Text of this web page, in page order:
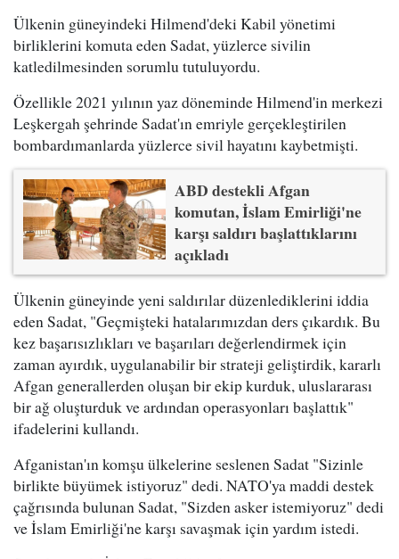
Ülkenin güneyindeki Hilmend'deki Kabil yönetimi
birliklerini komuta eden Sadat, yüzlerce sivilin
katledilmesinden sorumlu tutuluyordu.
Özellikle 2021 yılının yaz döneminde Hilmend'in merkezi
Leşkergah şehrinde Sadat'ın emriyle gerçekleştirilen
bombardımanlarda yüzlerce sivil hayatını kaybetmişti.
ABD destekli Afgan
komutan, İslam Emirliği'ne
karşı saldırı başlattıklarını
açıkladı
Ülkenin güneyinde yeni saldırılar düzenlediklerini iddia
eden Sadat, "Geçmişteki hatalarımızdan ders çıkardık. Bu
kez başarısızlıkları ve başarıları değerlendirmek için
zaman ayırdık, uygulanabilir bir strateji geliştirdik, kararlı
Afgan generallerden oluşan bir ekip kurduk, uluslararası
bir ağ oluşturduk ve ardından operasyonları başlattık"
ifadelerini kullandı.
Afganistan'ın komşu ülkelerine seslenen Sadat "Sizinle
birlikte büyümek istiyoruz" dedi. NATO'ya maddi destek
çağrısında bulunan Sadat, "Sizden asker istemiyoruz" dedi
ve İslam Emirliği'ne karşı savaşmak için yardım istedi.